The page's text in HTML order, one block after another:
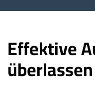
Effektive